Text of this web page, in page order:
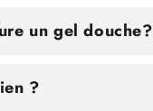
un gel douche?
?